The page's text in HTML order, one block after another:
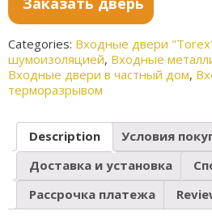
Categories: Входные двери
шумоизоляцией, Входные
Входные двери в частный дом,
терморазрывом
Description
Условия
Доставка и установка
Рассрочка платежа